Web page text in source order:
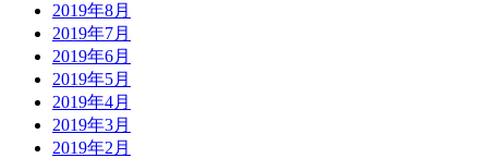
2019年8月
2019年7月
2019年6月
2019年5月
2019年4月
2019年3月
2019年2月